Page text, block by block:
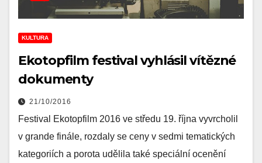
KULTURA
Ekotopfilm festival vyhlásil vítězné
dokumenty
21/10/2016
Festival Ekotopfilm 2016 ve středu 19. října vyvrcholil
v grande finále, rozdaly se ceny v sedmi tematických
kategoriích a porota udělila také speciální ocenění